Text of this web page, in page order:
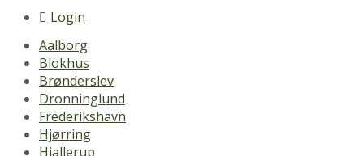
Login
Aalborg
Blokhus
Brønderslev
Dronninglund
Frederikshavn
Hjørring
Hjallerup